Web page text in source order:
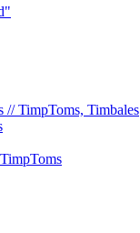
// TimpToms, Timbales